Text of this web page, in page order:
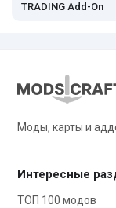
TRADING Add-On
Моды, карты и
Интересные
ТОП 100 модов